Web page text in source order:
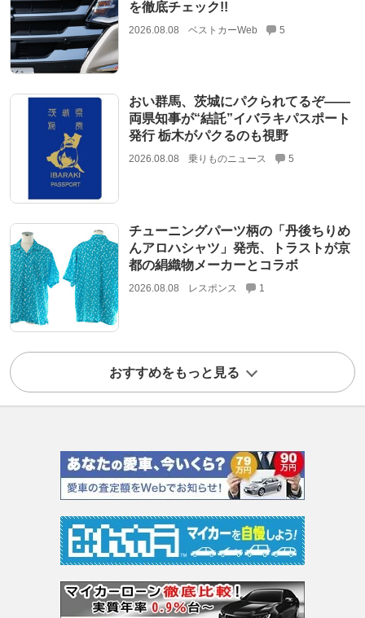
を徹底チェック!!
2026.08.08 ベストカーWeb 5
おい群馬、茨城にパクられてるぞ――
両県知事が“結託”イバラキパスポート
発行 栃木がパクるのも視野
2026.08.08 乗りものニュース 5
チューニングパーツ柄の「丹後ちりめ
んアロハシャツ」発売、トラストが京
都の絹織物メーカーとコラボ
2026.08.08 レスポンス 1
おすすめをもっと見る